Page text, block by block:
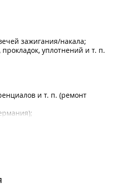
зажигания/накала;
уплотнений и т. п.
и т. п. (ремонт
(DSG) до электромуфт у